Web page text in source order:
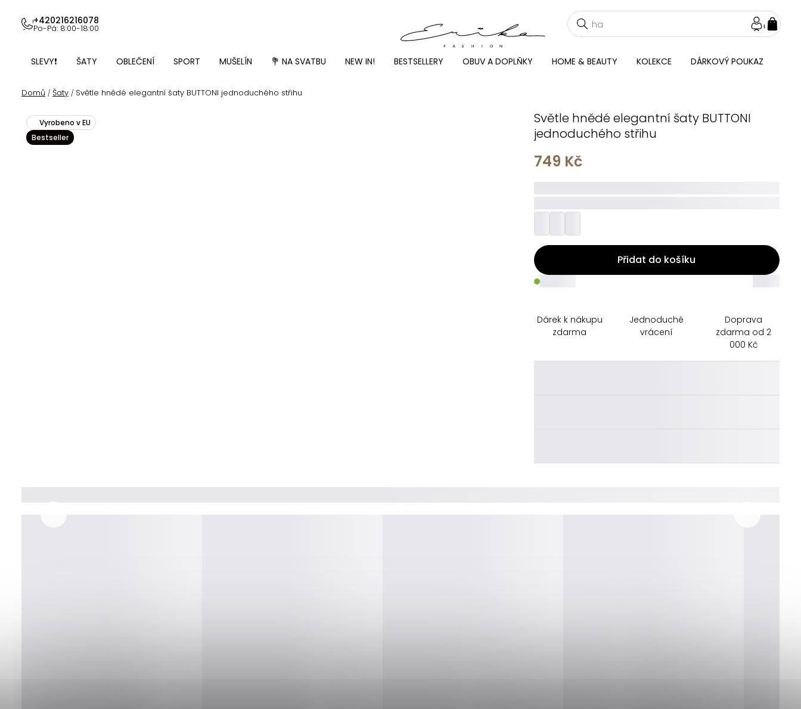
obsah
+420216216078
Po-Pá: 8:00-18:00
SLEVY❗ ŠATY OBLEČENÍ SPORT MUŠELÍN 💐 NA SVATBU NEW IN! BESTSELLERY OBUV A DOPLŇKY HOME & BEAUTY KOLEKCE DÁRKOVÝ POUKAZ
Domů / Šaty / Světle hnědé elegantní šaty BUTTONI jednoduchého střihu
Světle hnědé elegantní šaty BUTTONI
jednoduchého střihu
Vyrobeno v EU
Bestseller
749 Kč
Přidat do košíku
_____
Dárek k nákupu
zdarma
Jednoduché
vrácení
Doprava
zdarma od 2
000 Kč